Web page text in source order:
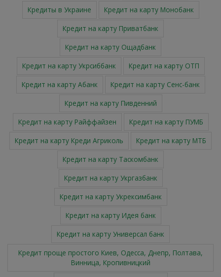
Кредиты в Украине
Кредит на карту Монобанк
Кредит на карту Приватбанк
Кредит на карту Ощадбанк
Кредит на карту Укрсиббанк
Кредит на карту ОТП
Кредит на карту Абанк
Кредит на карту Сенс-банк
Кредит на карту Пивденний
Кредит на карту Райффайзен
Кредит на карту ПУМБ
Кредит на карту Креди Агриколь
Кредит на карту МТБ
Кредит на карту Таскомбанк
Кредит на карту Укргазбанк
Кредит на карту Укрексимбанк
Кредит на карту Идея банк
Кредит на карту Универсал банк
Кредит проще простого Киев, Одесса, Днепр, Полтава,
Винница, Кропивницкий